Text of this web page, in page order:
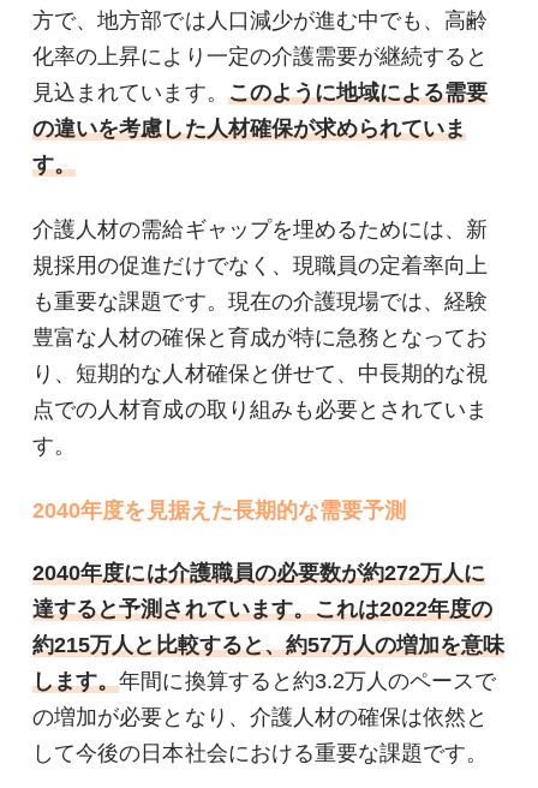
方で、地方部では人口減少が進む中でも、高齢
化率の上昇により一定の介護需要が継続すると
見込まれています。 このように地域による需要
の違いを考慮した人材確保が求められていま
す。
介護人材の需給ギャップを埋めるためには、新
規採用の促進だけでなく、現職員の定着率向上
も重要な課題です。現在の介護現場では、経験
豊富な人材の確保と育成が特に急務となってお
り、短期的な人材確保と併せて、中長期的な視
点での人材育成の取り組みも必要とされていま
す。
2040年度を見据えた長期的な需要予測
2040年度には介護職員の必要数が約272万人に
達すると予測されています。これは2022年度の
約215万人と比較すると、約57万人の増加を意味
します。年間に換算すると約3.2万人のペースで
の増加が必要となり、介護人材の確保は依然と
して今後の日本社会における重要な課題です。